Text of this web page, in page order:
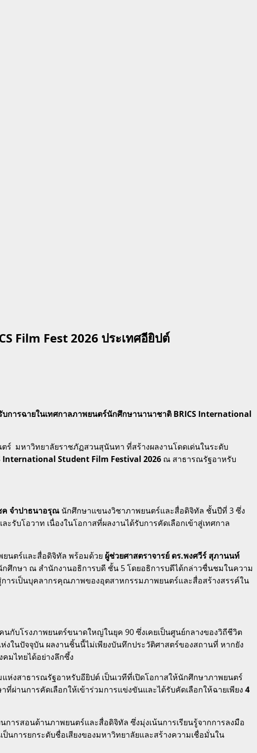
Film Fest 2026 ประเทศอียิปต์
การฉายในเทศกาลภาพยนตร์นักศึกษานานาชาติ BRICS International
มหาวิทยาลัยราชภัฏสวนสุนันทา ที่สร้างผลงานโดดเด่นในระดับ
International Student Film Festival 2026 ณ สาธารณรัฐอาหรับ
ค จำปาธนาอรุณ นักศึกษาแขนงวิชาภาพยนตร์และสื่อดิจิทัล ชั้นปีที่ 3 ซึ่ง
ละรับโอวาท เนื่องในโอกาสที่ผลงานได้รับการคัดเลือกเข้าสู่เทศกาล
ยนตร์และสื่อดิจิทัล พร้อมด้วย ผู้ช่วยศาสตราจารย์ ดร.พงศวีร์ สุภานนท์
ศึกษา ณ สำนักงานอธิการบดี ชั้น 5 โดยอธิการบดีได้กล่าวชื่นชมในความ
รเป็นบุคลากรคุณภาพของอุตสาหกรรมภาพยนตร์และสื่อสร้างสรรค์ใน
กับโรงภาพยนตร์ขนาดใหญ่ในยุค 90 ซึ่งเคยเป็นศูนย์กลางของวิถีชีวิต
ในปัจจุบัน ผลงานชิ้นนี้ไม่เพียงบันทึกประวัติศาสตร์ของสถานที่ หากยัง
มไทยได้อย่างลึกซึ้ง
ห่งสาธารณรัฐอาหรับอียิปต์ เป็นเวทีที่เปิดโอกาสให้นักศึกษาภาพยนตร์
ผ่านการคัดเลือกให้เข้าร่วมการแข่งขันและได้รับคัดเลือกให้ฉายเพียง 4
รสอนด้านภาพยนตร์และสื่อดิจิทัล ซึ่งมุ่งเน้นการเรียนรู้จากการลงมือ
นการยกระดับชื่อเสียงของมหาวิทยาลัยและสร้างความเชื่อมั่นใน